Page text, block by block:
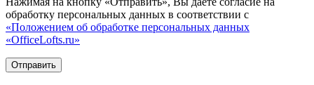
обработку персональных данных в соответствии с
«Положением об обработке персональных данных
«OfficeLofts.ru»